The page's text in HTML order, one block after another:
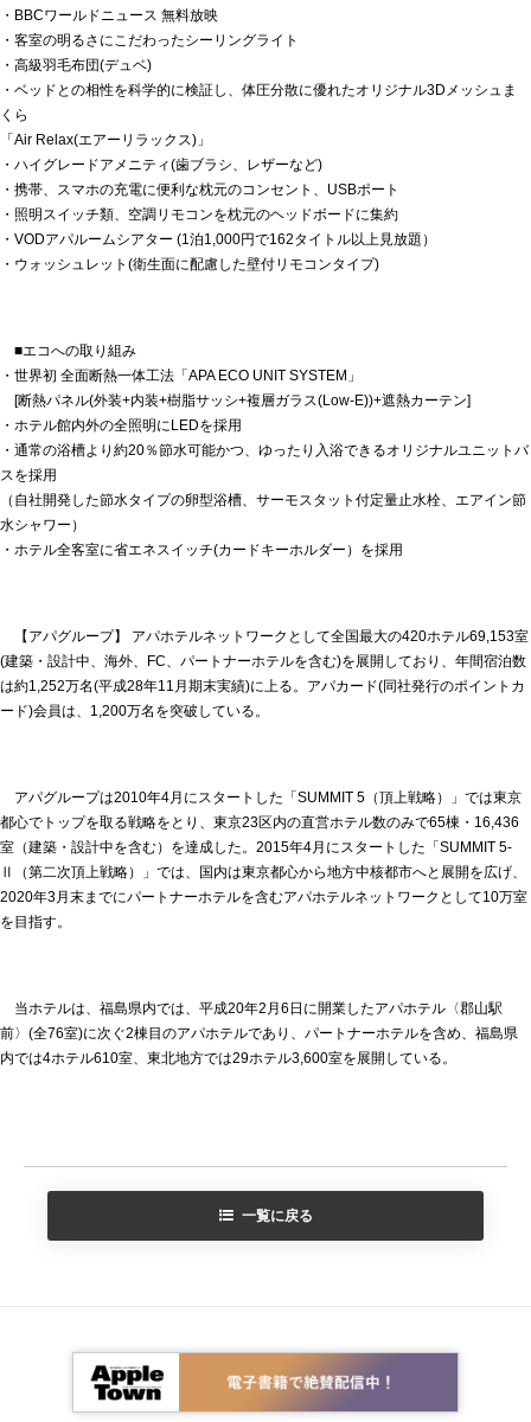
・BBCワールドニュース 無料放映
・客室の明るさにこだわったシーリングライト
・高級羽毛布団(デュベ)
・ベッドとの相性を科学的に検証し、体圧分散に優れたオリジナル3Dメッシュま
くら
「Air Relax(エアーリラックス)」
・ハイグレードアメニティ(歯ブラシ、レザーなど)
・携帯、スマホの充電に便利な枕元のコンセント、USBポート
・照明スイッチ類、空調リモコンを枕元のヘッドボードに集約
・VODアパルームシアター (1泊1,000円で162タイトル以上見放題）
・ウォッシュレット(衛生面に配慮した壁付リモコンタイプ)
■エコへの取り組み
・世界初 全面断熱一体工法「APA ECO UNIT SYSTEM」
[断熱パネル(外装+内装+樹脂サッシ+複層ガラス(Low-E))+遮熱カーテン]
・ホテル館内外の全照明にLEDを採用
・通常の浴槽より約20％節水可能かつ、ゆったり入浴できるオリジナルユニットバ
スを採用
（自社開発した節水タイプの卵型浴槽、サーモスタット付定量止水栓、エアイン節
水シャワー）
・ホテル全客室に省エネスイッチ(カードキーホルダー）を採用
【アパグループ】 アパホテルネットワークとして全国最大の420ホテル69,153室
(建築・設計中、海外、FC、パートナーホテルを含む)を展開しており、年間宿泊数
は約1,252万名(平成28年11月期末実績)に上る。アパカード(同社発行のポイントカ
ード)会員は、1,200万名を突破している。
アパグループは2010年4月にスタートした「SUMMIT 5（頂上戦略）」では東京
都心でトップを取る戦略をとり、東京23区内の直営ホテル数のみで65棟・16,436
室（建築・設計中を含む）を達成した。2015年4月にスタートした「SUMMIT 5-
Ⅱ（第二次頂上戦略）」では、国内は東京都心から地方中核都市へと展開を広げ、
2020年3月末までにパートナーホテルを含むアパホテルネットワークとして10万室
を目指す。
当ホテルは、福島県内では、平成20年2月6日に開業したアパホテル〈郡山駅
前〉(全76室)に次ぐ2棟目のアパホテルであり、パートナーホテルを含め、福島県
内では4ホテル610室、東北地方では29ホテル3,600室を展開している。
一覧に戻る